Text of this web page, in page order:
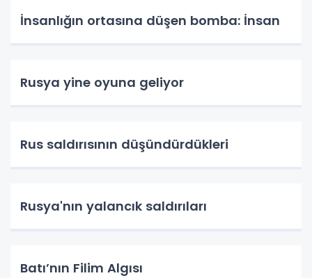
İnsanlığın ortasına düşen bomba: İnsan
Rusya yine oyuna geliyor
Rus saldırısının düşündürdükleri
Rusya'nın yalancık saldırıları
Batı’nın Filim Algısı